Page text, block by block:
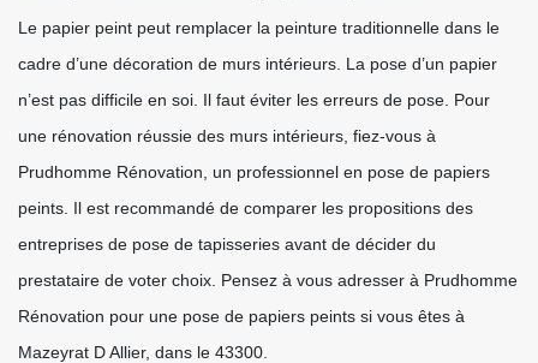
Le papier peint peut remplacer la peinture traditionnelle dans le
cadre d’une décoration de murs intérieurs. La pose d’un papier
n’est pas difficile en soi. Il faut éviter les erreurs de pose. Pour
une rénovation réussie des murs intérieurs, fiez-vous à
Prudhomme Rénovation, un professionnel en pose de papiers
peints. Il est recommandé de comparer les propositions des
entreprises de pose de tapisseries avant de décider du
prestataire de voter choix. Pensez à vous adresser à Prudhomme
Rénovation pour une pose de papiers peints si vous êtes à
Mazeyrat D Allier, dans le 43300.